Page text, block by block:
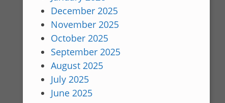
December 2025
November 2025
October 2025
September 2025
August 2025
July 2025
June 2025